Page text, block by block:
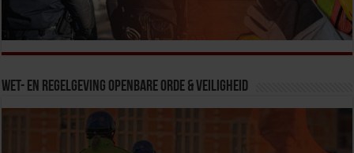
Wet- en Regelgeving Openbare Orde & Veiligheid